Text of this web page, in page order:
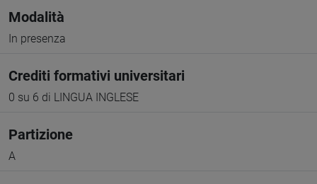
Modalità
In presenza
Crediti formativi universitari
0 su 6 di LINGUA INGLESE
Partizione
A